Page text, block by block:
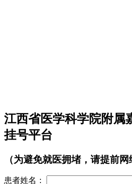
江西省医学科学院附属
挂号平台
（为避免就医拥堵，请提前网
患者姓名：